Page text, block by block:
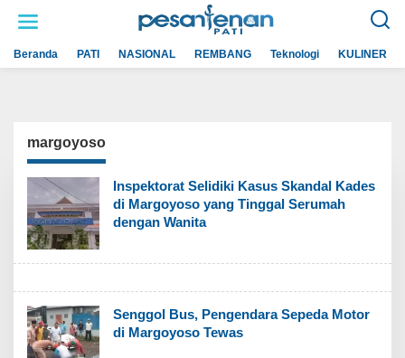
Beranda PATI NASIONAL REMBANG Teknologi KULINER
margoyoso
Inspektorat Selidiki Kasus Skandal Kades
di Margoyoso yang Tinggal Serumah
dengan Wanita
Senggol Bus, Pengendara Sepeda Motor
di Margoyoso Tewas